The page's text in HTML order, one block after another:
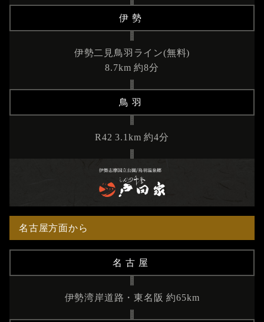
伊勢
伊勢二見鳥羽ライン(無料)
8.7km 約8分
鳥羽
R42 3.1km 約4分
名古屋方面から
名古屋
伊勢湾岸道路・東名阪 約65km